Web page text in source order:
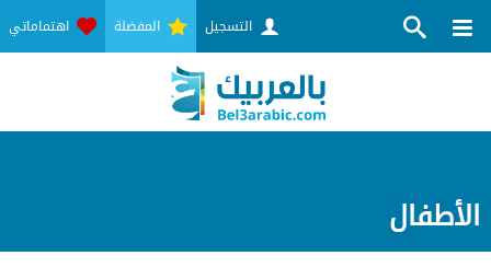
اهتماماتي المفضلة التسجيل
الأطفال